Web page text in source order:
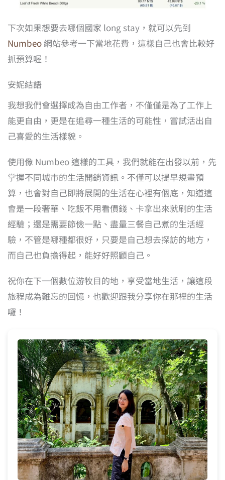
下次如果想要去哪個國家 long stay，就可以先到
Numbeo 網站參考一下當地花費，這樣自己也會比較好
抓預算喔！
安妮結語
我想我們會選擇成為自由工作者，不僅僅是為了工作上
能更自由，更是在追尋一種生活的可能性，嘗試活出自
己喜愛的生活樣貌。
使用像 Numbeo 這樣的工具，我們就能在出發以前，先
掌握不同城市的生活開銷資訊。不僅可以提早規畫預
算，也會對自己即將展開的生活在心裡有個底，知道這
會是一段奢華、吃飯不用看價錢、卡拿出來就刷的生活
經驗；還是需要節儉一點、盡量三餐自己煮的生活經
驗，不管是哪種都很好，只要是自己想去探訪的地方，
而自己也負擔得起，能好好照顧自己。
祝你在下一個數位游牧目的地，享受當地生活，讓這段
旅程成為難忘的回憶，也歡迎跟我分享你在那裡的生活
囉！